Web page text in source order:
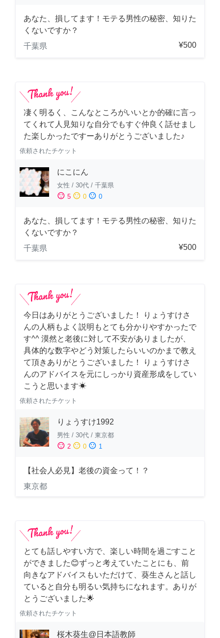
あなた、損してます！モテる男性の秘密、知りた
くないですか？
千葉県
¥500
凄く明るく、こんなところがいいとか的確に言っ
てくれて人見知りな自分でもすぐ仲良く話せまし
た楽しかったですーありがとうございました♪
依頼されたチケット
にこにん
女性 / 30代 / 千葉県
sentiment_satisfied 5 sentiment_neutral 0 sentiment_dissatisfied 0
あなた、損してます！モテる男性の秘密、知りた
くないですか？
千葉県
¥500
今日はありがとうございました！ りょうすけさ
んの人柄もよく説明もとても分かりやすかったで
す^^ 漠然と老後に対して不安がありましたが、
具体的な数字やどう対策したらいいのかまで教え
て頂きありがとうございました！ りょうすけさ
んのアドバイスを元にしっかり資産形成をしてい
こうと思います☀︎
依頼されたチケット
りょうすけ1992
男性 / 30代 / 東京都
sentiment_satisfied 2 sentiment_neutral 0 sentiment_dissatisfied 1
【社会人必見】老後の資金って！？
東京都
とても話しやすい方で、楽しい時間を過ごすこと
ができました😊ずっと考えていたことにも、前
向きなアドバイスもいただけて、葵生さんと話し
ていると自分も明るい気持ちになれます。ありが
とうございました🌟
依頼されたチケット
桜木葵生@日本語教師